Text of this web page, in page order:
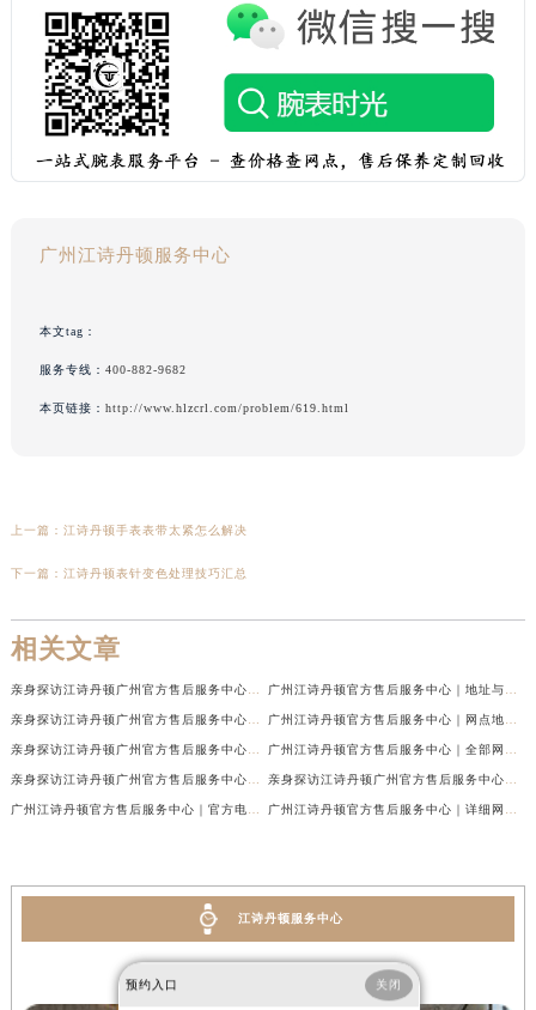
广州江诗丹顿服务中心
本文tag：
服务专线： 400-882-9682
本页链接： http://www.hlzcrl.com/problem/619.html
上一篇： 江诗丹顿手表表带太紧怎么解决
下一篇： 江诗丹顿表针变色处理技巧汇总
相关文章
亲身探访江诗丹顿广州官方售后服务中心｜最新网点地址及热线（2026年7月最新） 广州江诗丹顿官方售后服务中心｜地址与官方电话权威信息公示（2026年7月最新）
亲身探访江诗丹顿广州官方售后服务中心｜热线电话与网点地址（2026年7月最新） 广州江诗丹顿官方售后服务中心｜网点地址与热线权威信息公示（2026年7月最新）
亲身探访江诗丹顿广州官方售后服务中心｜官方电话和维修地址（2026年7月最新） 广州江诗丹顿官方售后服务中心｜全部网点地址及24小时热线权威信息公示（2026年6月最新）
亲身探访江诗丹顿广州官方售后服务中心｜全新地址及服务热线（2026年6月最新） 亲身探访江诗丹顿广州官方售后服务中心｜全新服务热线及门店地址（2026年6月最新）
广州江诗丹顿官方售后服务中心｜官方电话及服务网点地址权威信息公示（2026年6月最新） 广州江诗丹顿官方售后服务中心｜详细网点地址与售后热线权威信息公示（2026年6月最新）
江诗丹顿服务中心
预约入口 关闭